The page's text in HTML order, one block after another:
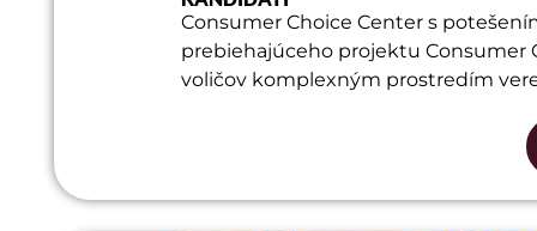
Consumer Choice Center s
prebiehajúceho projektu Consumer
voličov komplexným prostredím